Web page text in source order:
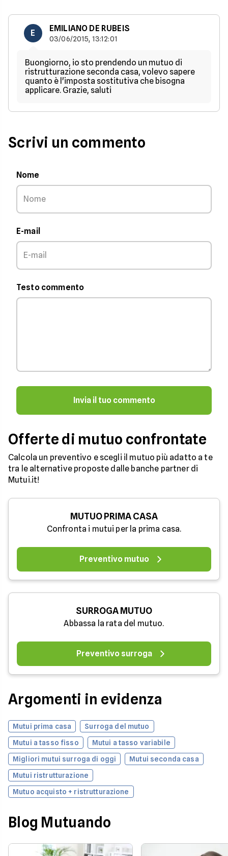
E EMILIANO DE RUBEIS
03/06/2015, 13:12:01
Buongiorno, io sto prendendo un mutuo di
ristrutturazione seconda casa, volevo sapere
quanto è l'imposta sostitutiva che bisogna
applicare. Grazie, saluti
Scrivi un commento
Nome
E-mail
Testo commento
Invia il tuo commento
Offerte di mutuo confrontate
Calcola un preventivo e scegli il mutuo più adatto a te
tra le alternative proposte dalle banche partner di
Mutui.it!
MUTUO PRIMA CASA
Confronta i mutui per la prima casa.
Preventivo mutuo
SURROGA MUTUO
Abbassa la rata del mutuo.
Preventivo surroga
Argomenti in evidenza
Mutui prima casa
Surroga del mutuo
Mutui a tasso fisso
Mutui a tasso variabile
Migliori mutui surroga di oggi
Mutui seconda casa
Mutui ristrutturazione
Mutuo acquisto + ristrutturazione
Blog Mutuando